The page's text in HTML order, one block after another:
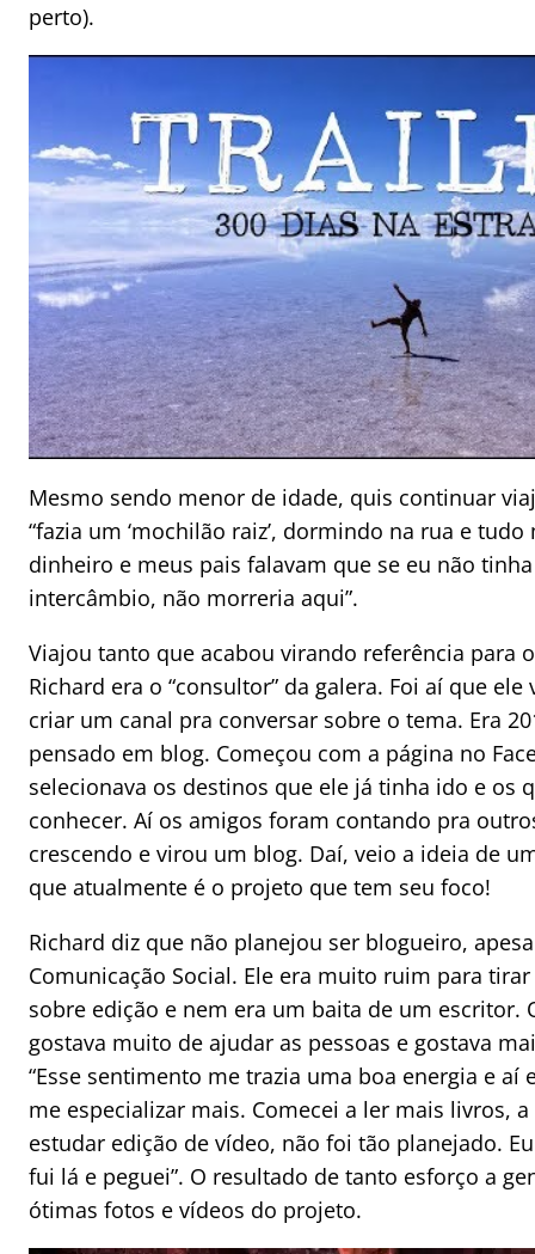
perto).
Mesmo sendo menor de idade, quis continuar
“fazia um ‘mochilão raiz’, dormindo na rua e tudo
dinheiro e meus pais falavam que se eu não
intercâmbio, não morreria aqui”.
Viajou tanto que acabou virando referência para
Richard era o “consultor” da galera. Foi aí que
criar um canal pra conversar sobre o tema. Era
pensado em blog. Começou com a página no
selecionava os destinos que ele já tinha ido e os
conhecer. Aí os amigos foram contando pra
crescendo e virou um blog. Daí, veio a ideia de
que atualmente é o projeto que tem seu foco!
Richard diz que não planejou ser blogueiro,
Comunicação Social. Ele era muito ruim para
sobre edição e nem era um baita de um escritor.
gostava muito de ajudar as pessoas e gostava
“Esse sentimento me trazia uma boa energia e aí
me especializar mais. Comecei a ler mais livros,
estudar edição de vídeo, não foi tão planejado.
fui lá e peguei”. O resultado de tanto esforço a
ótimas fotos e vídeos do projeto.